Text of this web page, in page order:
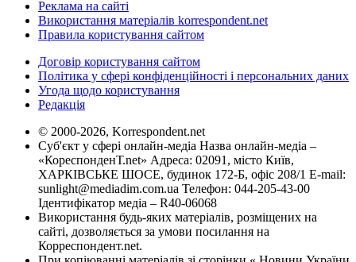
Реклама на сайті
Використання матеріалів korrespondent.net
Правила користування сайтом
Договір користування сайтом
Політика у сфері конфіденційності і персональних даних
Угода щодо користування
Редакція
© 2000-2026, Korrespondent.net
Суб'єкт у сфері онлайн-медіа Назва онлайн-медіа –
«КореспонденТ.net» Адреса: 02091, місто Київ,
ХАРКІВСЬКЕ ШОСЕ, будинок 172-Б, офіс 208/1 E-mail:
sunlight@mediadim.com.ua Телефон: 044-205-43-00
Ідентифікатор медіа – R40-06068
Використання будь-яких матеріалів, розміщених на
сайті, дозволяється за умови посилання на
Корреспондент.net.